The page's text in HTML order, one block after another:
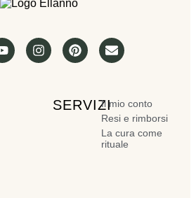
SERVIZIIl mio conto
Resi e rimborsi
La cura come
rituale